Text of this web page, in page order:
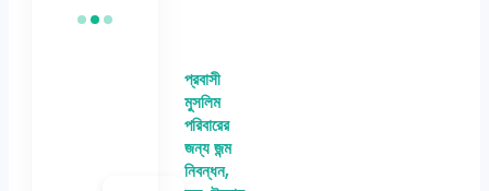
প্রবাসী
মুসলিম
পরিবারের
জন্য জন্ম
নিবন্ধন,